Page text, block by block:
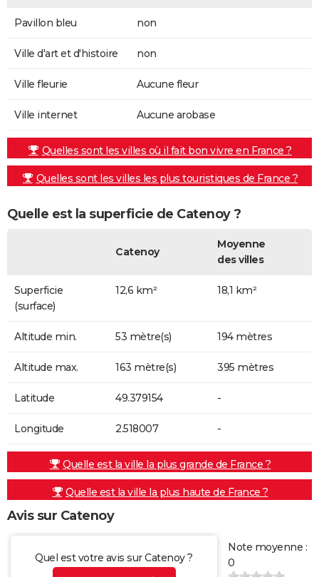
Pavillon bleu non
Ville d'art et d'histoire non
Ville fleurie Aucune fleur
Ville internet Aucune arobase
Quelles sont les villes où il fait bon vivre en France ?
Quelles sont les villes les plus touristiques de France ?
Quelle est la superficie de Catenoy ?
Catenoy
Moyenne
des villes
Superficie
(surface)
12,6 km² 18,1 km²
Altitude min. 53 mètre(s) 194 mètres
Altitude max. 163 mètre(s) 395 mètres
Latitude 49.379154 -
Longitude 2.518007 -
Quelle est la ville la plus grande de France ?
Quelle est la ville la plus haute de France ?
Avis sur Catenoy
Quel est votre avis sur Catenoy ?
Note moyenne :
0